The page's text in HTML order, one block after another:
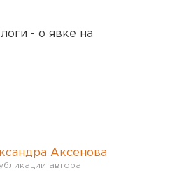
- о явке на
Аксенова